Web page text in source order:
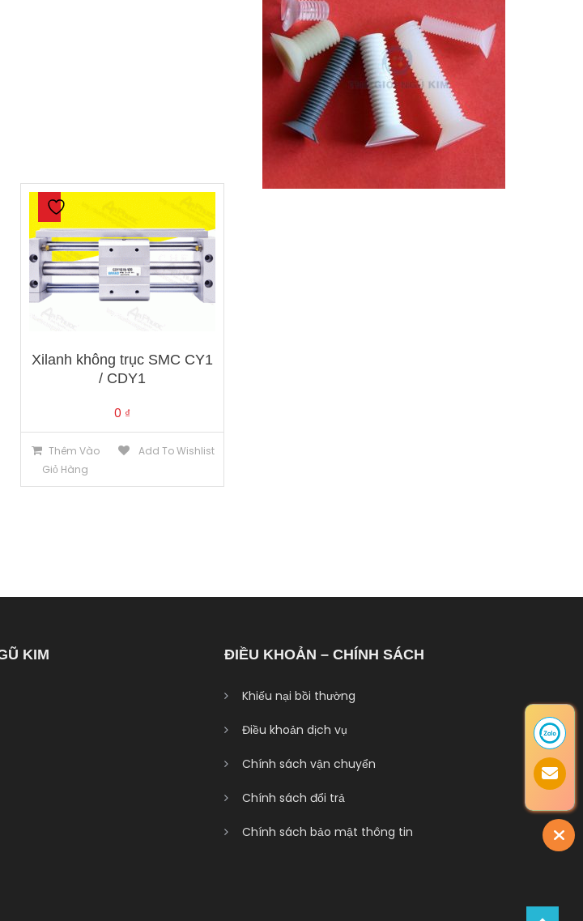
Xilanh không trục SMC CY1
/ CDY1
0 ₫
Thêm Vào
Giỏ Hàng
Add To Wishlist
KIM ĐIỀU KHOẢN – CHÍNH SÁCH
Khiếu nại bồi thường
Điều khoản dịch vụ
Chính sách vận chuyển
Chính sách đổi trả
Chính sách bảo mật thông tin